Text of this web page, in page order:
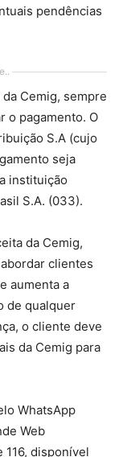
pendências
Cemig, sempre
o pagamento. O
S.A (cujo
seja
instituição
S.A. (033).
da Cemig,
clientes
aumenta a
de qualquer
o cliente deve
da Cemig para
WhatsApp
Web
disponível